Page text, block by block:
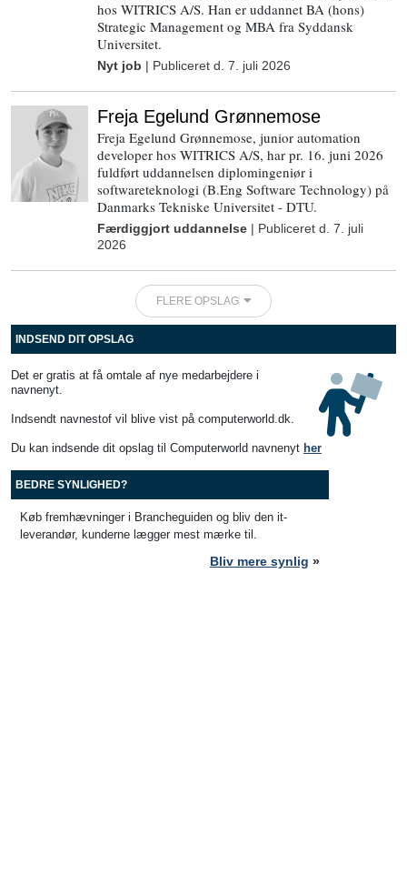
hos WITRICS A/S. Han er uddannet BA (hons)
Strategic Management og MBA fra Syddansk
Universitet.
Nyt job | Publiceret d.7. juli 2026
Freja Egelund Grønnemose
Freja Egelund Grønnemose, junior automation
developer hos WITRICS A/S, har pr. 16. juni 2026
fuldført uddannelsen diplomingeniør i
softwareteknologi (B.Eng Software Technology) på
Danmarks Tekniske Universitet - DTU.
Færdiggjort uddannelse | Publiceret d.7. juli
2026
FLERE OPSLAG
INDSEND DIT OPSLAG
Det er gratis at få omtale af nye medarbejdere i
navnenyt.
Indsendt navnestof vil blive vist på computerworld.dk.
Du kan indsende dit opslag til Computerworld navnenyt her
BEDRE SYNLIGHED?
Køb fremhævninger i Brancheguiden og bliv den it-
leverandør, kunderne lægger mest mærke til.
Bliv mere synlig »